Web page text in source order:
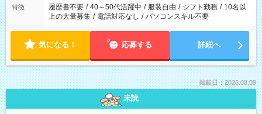
特徴 履歴書不要 / 40～50代活躍中 / 服装自由 / シフト勤務 / 10名以
上の大量募集 / 電話対応なし / パソコンスキル不要
気になる！ 応募する 詳細へ
掲載日：2026.08.09
未読